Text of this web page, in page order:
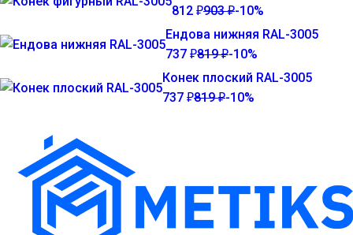
812 ₽903₽-10%
Ендова нижняя RAL-3005
737 ₽819₽-10%
Конек плоский RAL-3005
737 ₽819₽-10%